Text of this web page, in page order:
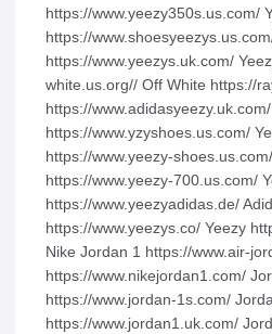
https://www.yeezy350s.us.com/
https://
https://www.yeezys.uk.com/
white.us.org// Off White https://
https://
https://www.yzyshoes.us.com/
https://www.yeezy-
https://www.yeezy-700.us.com/
https://www.yeezyadidas.de/
https://www.yeezys.co/ Yeezy
Nike Jordan 1 https://www.air-
https://www.nikejordan1.com/
https://www.jordan-1s.com/
https://www.jordan1.uk.com/